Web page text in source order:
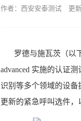
作者：西安安泰测试 更
罗德与施瓦茨（以
advanced 实施的认证测
识别等多个领域的设备
更新的紧急呼叫选件，